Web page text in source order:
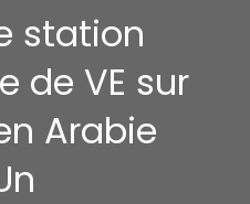
station
de VE sur
Arabie